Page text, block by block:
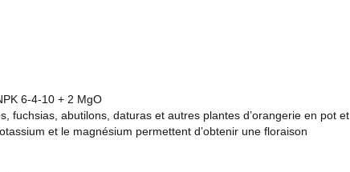
6-4-10 + 2 MgO
fuchsias, abutilons, daturas et autres plantes d’orangerie en pot et
et le magnésium permettent d’obtenir une floraison